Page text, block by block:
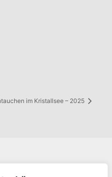
im Kristallsee – 2025